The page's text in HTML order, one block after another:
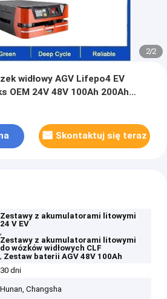
2/2
widłowy AGV Lifepo4 EV
OEM 24V 48V 100Ah 200Ah
Skontaktuj się teraz
Zestawy z akumulatorami litowymi
24 V EV
,
Zestawy z akumulatorami litowymi
do wózków widłowych CLF
, Zestaw baterii AGV 48V 100Ah
30 dni
Hunan, Changsha